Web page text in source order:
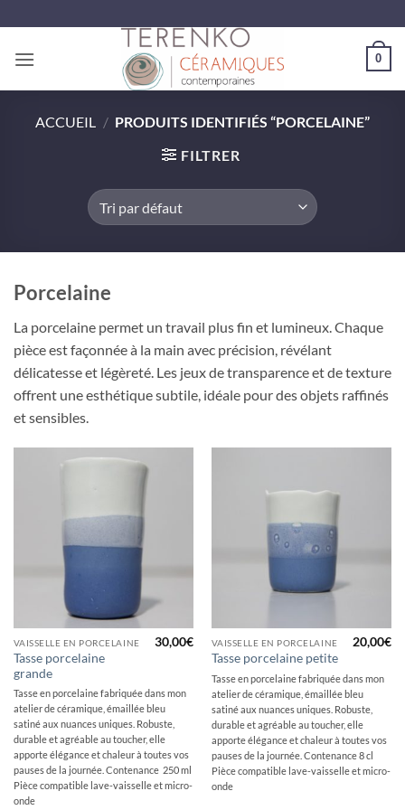
au
contenu
0
ACCUEIL / PRODUITS IDENTIFIÉS “PORCELAINE”
FILTRER
Porcelaine
La porcelaine permet un travail plus fin et lumineux. Chaque
pièce est façonnée à la main avec précision, révélant
délicatesse et légèreté. Les jeux de transparence et de texture
offrent une esthétique subtile, idéale pour des objets raffinés
et sensibles.
VAISSELLE EN PORCELAINE
Tasse porcelaine
grande
30,00€
Tasse en porcelaine fabriquée dans mon
atelier de céramique, émaillée bleu
satiné aux nuances uniques. Robuste,
durable et agréable au toucher, elle
apporte élégance et chaleur à toutes vos
pauses de la journée. Contenance 250 ml
Pièce compatible lave-vaisselle et micro-
onde
VAISSELLE EN PORCELAINE
Tasse porcelaine petite
20,00€
Tasse en porcelaine fabriquée dans mon
atelier de céramique, émaillée bleu
satiné aux nuances uniques. Robuste,
durable et agréable au toucher, elle
apporte élégance et chaleur à toutes vos
pauses de la journée. Contenance 8 cl
Pièce compatible lave-vaisselle et micro-
onde